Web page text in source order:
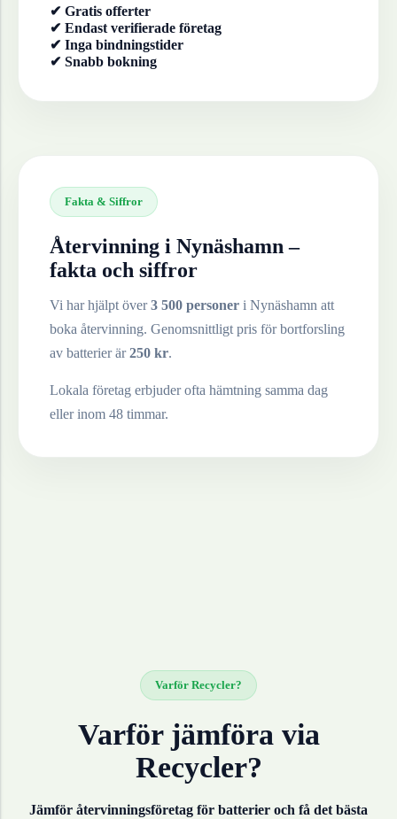
✔ Gratis offerter
✔ Endast verifierade företag
✔ Inga bindningstider
✔ Snabb bokning
Fakta & Siffror
Återvinning i Nynäshamn –
fakta och siffror
Vi har hjälpt över3 500 personer i Nynäshamn att
boka återvinning. Genomsnittligt pris för bortforsling
av batterierär250 kr.
Lokala företag erbjuder ofta hämtning samma dag
eller inom 48 timmar.
Varför Recycler?
Varför jämföra via
Recycler?
Jämför återvinningsföretag för batterier och få det bästa